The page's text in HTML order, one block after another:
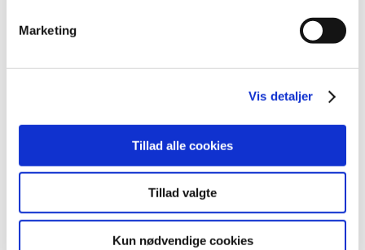
Marketing
Vis detaljer
Tillad alle cookies
Tillad valgte
Kun nødvendige cookies
juni (15)
januar (17)
2015 (33)
2013 (49)